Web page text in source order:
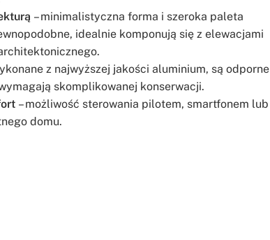
– minimalistyczna forma i szeroka paleta
idealnie komponują się z elewacjami
z najwyższej jakości aluminium, są odporne
skomplikowanej konserwacji.
– możliwość sterowania pilotem, smartfonem lub
domu.